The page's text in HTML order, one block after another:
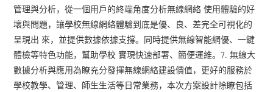
管理與分析，從一個用戶的終端角度分析無線網絡 使用體驗的好
壞與問題，讓學校無線網絡體驗到底是優、良、差完全可視化的
呈現出 來，並提供數據依據支撐。同時提供無線智能網優、一鍵
體檢等特色功能，幫助學校 實現快速部署、簡便運維。7. 無線大
數據分析與應用為瞭充分發揮無線網絡建設價值，更好的服務於
學校教學、管理、師生生活等日常業務，本次方案設計除瞭包括